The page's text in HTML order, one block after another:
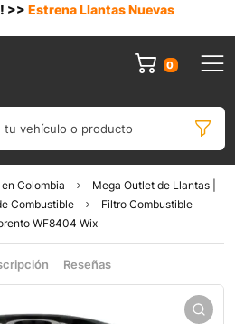
>> Estrena Llantas Nuevas
0
tu vehículo o producto
Colombia
Mega Outlet de Llantas |
Combustible
Filtro Combustible
WF8404 Wix
Reseñas